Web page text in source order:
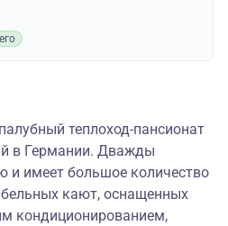
теплоход-пансионат
в Германии. Дважды
и имеет большое количество
кают, оснащенных
кондиционированием,